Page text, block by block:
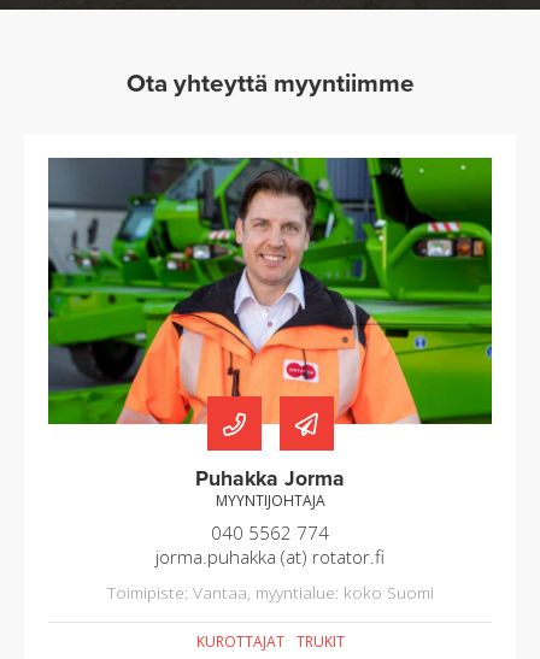
Ota yhteyttä myyntiimme
Puhakka Jorma
MYYNTIJOHTAJA
040 5562 774
jorma.puhakka (at) rotator.fi
Toimipiste: Vantaa, myyntialue: koko Suomi
KUROTTAJAT TRUKIT